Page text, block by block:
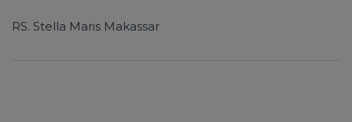
RS. Stella Maris Makassar